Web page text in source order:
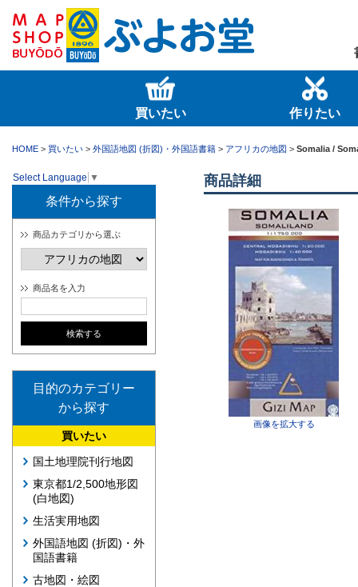
買いたい 作りたい
HOME > 買いたい > 外国語地図 (折図)・外国語書籍 > アフリカの地図 > Somalia /
Select Language ▼
条件から探す
商品カテゴリから選ぶ
商品名を入力
目的のカテゴリー
から探す
買いたい
国土地理院刊行地図
東京都1/2,500地形図
(白地図)
生活実用地図
外国語地図 (折図)・外
国語書籍
古地図・絵図
商品詳細
画像を拡大する